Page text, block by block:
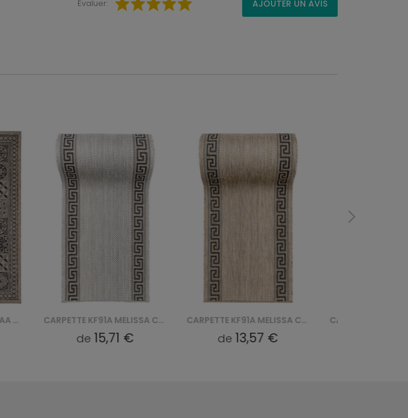
Évaluer: AJOUTER UN AVIS
CARPETTE KF91A MELISSA CHODNIK MAA - SZARY CARPETTE KF91A MELISSA CHODNIK MAA - BRĄZOWY